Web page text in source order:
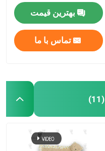
نوزاد نوزاد 21 سانتی متر
بهترین قیمت
تماس با ما
(11)